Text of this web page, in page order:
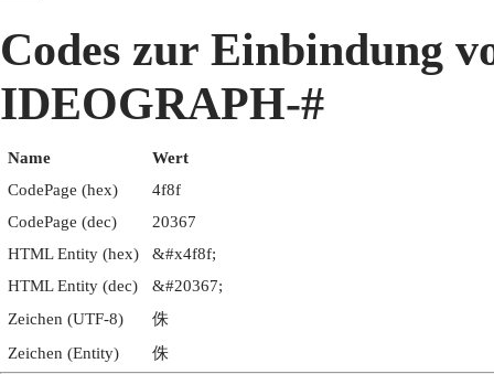
Codes zur Einbindung
IDEOGRAPH-#
Name
Wert
CodePage (hex)
4f8f
CodePage (dec)
20367
HTML Entity (hex)
&#x4f8f;
HTML Entity (dec)
&#20367;
Zeichen (UTF-8)
侏
Zeichen (Entity)
侏